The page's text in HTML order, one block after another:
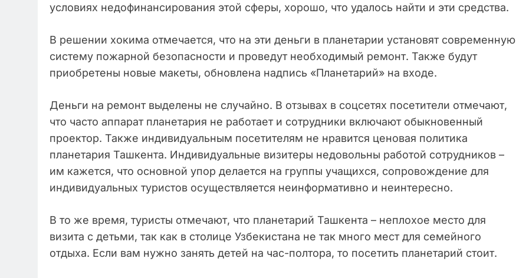
условиях недофинансирования этой сферы, хорошо, что удалось найти и эти средства.
В решении хокима отмечается, что на эти деньги в планетарии установят современную
систему пожарной безопасности и проведут необходимый ремонт. Также будут
приобретены новые макеты, обновлена надпись «Планетарий» на входе.
Деньги на ремонт выделены не случайно. В отзывах в соцсетях посетители отмечают,
что часто аппарат планетария не работает и сотрудники включают обыкновенный
проектор. Также индивидуальным посетителям не нравится ценовая политика
планетария Ташкента. Индивидуальные визитеры недовольны работой сотрудников –
им кажется, что основной упор делается на группы учащихся, сопровождение для
индивидуальных туристов осуществляется неинформативно и неинтересно.
В то же время, туристы отмечают, что планетарий Ташкента – неплохое место для
визита с детьми, так как в столице Узбекистана не так много мест для семейного
отдыха. Если вам нужно занять детей на час-полтора, то посетить планетарий стоит.